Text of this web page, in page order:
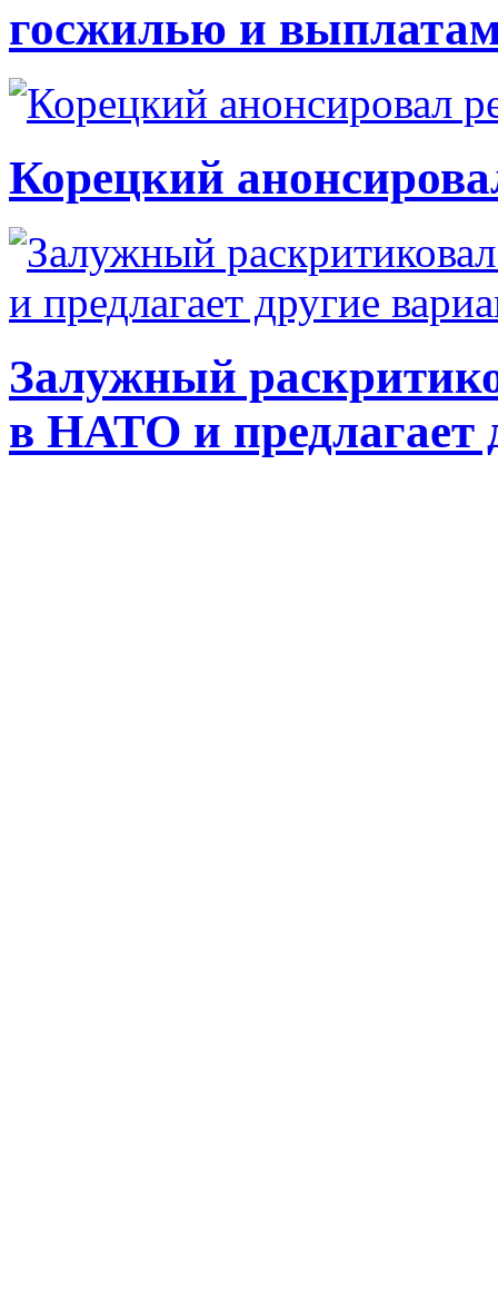
госжилью и
Корецкий
Залужный
в НАТО и предлагает